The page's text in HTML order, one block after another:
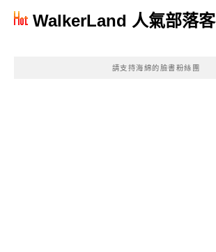
WalkerLand 人氣部落客
請支持海綿的臉書粉絲團